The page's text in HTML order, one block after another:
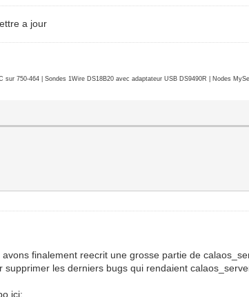
a jour
750-464 | Sondes 1Wire DS18B20 avec adaptateur USB DS9490R | Nodes
finalement reecrit une grosse partie de
les derniers bugs qui rendaient
ici: